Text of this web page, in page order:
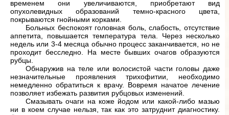
временем они увеличиваются, приобретают вид
опухолевидных образований темно-красного цвета,
покрываются гнойными корками.
Больных беспокоят головная боль, слабость, отсутствие
аппетита, повышается температура тела. Через несколько
недель или 3-4 месяца обычно процесс заканчивается, но не
проходит бесследно. На месте бывших очагов образуются
рубцы.
Обнаружив на теле или волосистой части головы даже
незначительные проявления трихофитии, необходимо
немедленно обратиться к врачу. Вовремя начатое лечение
позволяет избежать развития рубцовых изменений.
Смазывать очаги на коже йодом или какой-либо мазью
ни в коем случае нельзя, так как это затруднит диагностику.